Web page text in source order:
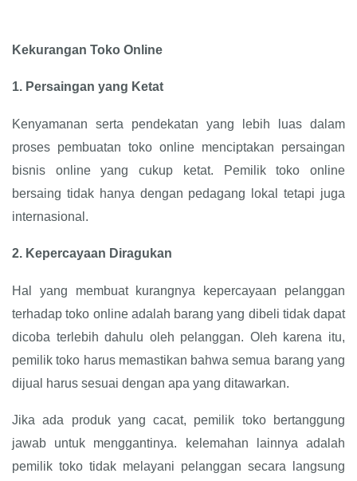
Kekurangan Toko Online
1. Persaingan yang Ketat
Kenyamanan serta pendekatan yang lebih luas dalam
proses pembuatan toko online menciptakan persaingan
bisnis online yang cukup ketat. Pemilik toko online
bersaing tidak hanya dengan pedagang lokal tetapi juga
internasional.
2. Kepercayaan Diragukan
Hal yang membuat kurangnya kepercayaan pelanggan
terhadap toko online adalah barang yang dibeli tidak dapat
dicoba terlebih dahulu oleh pelanggan. Oleh karena itu,
pemilik toko harus memastikan bahwa semua barang yang
dijual harus sesuai dengan apa yang ditawarkan.
Jika ada produk yang cacat, pemilik toko bertanggung
jawab untuk menggantinya. kelemahan lainnya adalah
pemilik toko tidak melayani pelanggan secara langsung